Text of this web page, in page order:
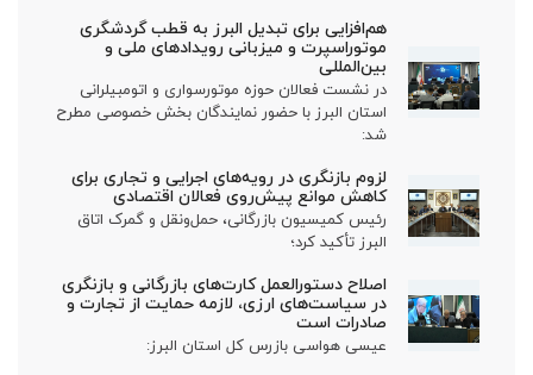
هم‌افزایی برای تبدیل البرز به قطب گردشگری
موتوراسپرت و میزبانی رویدادهای ملی و
بین‌المللی
در نشست فعالان حوزه موتورسواری و اتومبیلرانی
استان البرز با حضور نمایندگان بخش خصوصی مطرح
شد:
لزوم بازنگری در رویه‌های اجرایی و تجاری برای
کاهش موانع پیش‌روی فعالان اقتصادی
رئیس کمیسیون بازرگانی، حمل‌ونقل و گمرک اتاق
البرز تأکید کرد؛
اصلاح دستورالعمل کارت‌های بازرگانی و بازنگری
در سیاست‌های ارزی، لازمه حمایت از تجارت و
صادرات است
عیسی هواسی بازرس کل استان البرز: